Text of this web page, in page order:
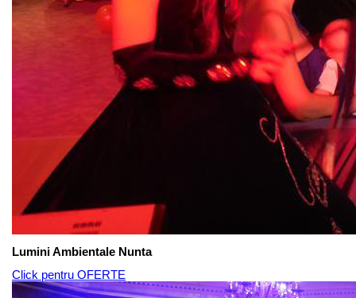
Lumini Ambientale Nunta
Click pentru OFERTE